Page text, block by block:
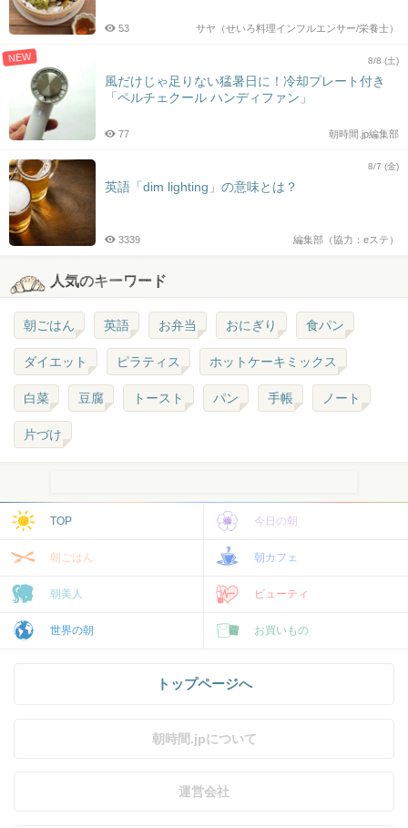
サヤ（せいろ料理インフルエンサー/栄養士）
53
NEW 8/8 (土)
風だけじゃ足りない猛暑日に！冷却プレート付き
「ペルチェクール ハンディファン」
朝時間.jp編集部
77
8/7 (金)
英語「dim lighting」の意味とは？
編集部（協力：eステ）
3339
人気のキーワード
朝ごはん 英語 お弁当 おにぎり 食パン
ダイエット ピラティス ホットケーキミックス
白菜 豆腐 トースト パン 手帳 ノート
片づけ
TOP 今日の朝
朝ごはん 朝カフェ
朝美人 ビューティ
世界の朝 お買いもの
トップページへ
朝時間.jpについて
運営会社